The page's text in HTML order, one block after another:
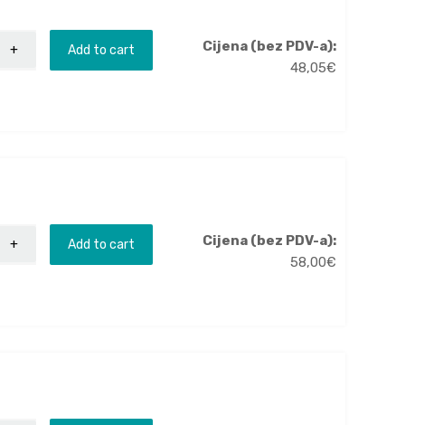
Add to cart
Cijena (bez PDV-a):
48,05€
Add to cart
Cijena (bez PDV-a):
58,00€